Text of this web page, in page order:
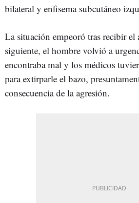
bilateral y enfisema subcutáneo
La situación empeoró tras recibir
siguiente, el hombre volvió a
encontraba mal y los médicos
para extirparle el bazo,
consecuencia de la agresión.